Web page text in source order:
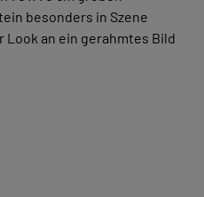
besonders in Szene
an ein gerahmtes Bild